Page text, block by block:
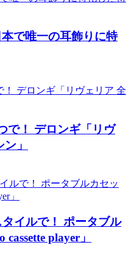
で唯一の耳飾りに特
で！ デロンギ「リヴ
」
イルで！ ポータブル
player」